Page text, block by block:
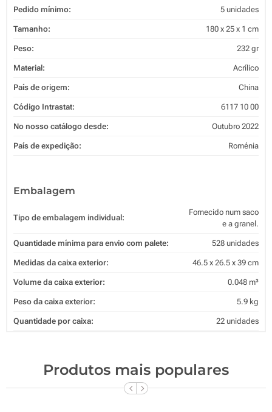
Pedido mínimo: 5 unidades
Tamanho: 180 x 25 x 1 cm
Peso: 232 gr
Material: Acrílico
País de origem: China
Código Intrastat: 6117 10 00
No nosso catálogo desde: Outubro 2022
País de expedição: Roménia
Embalagem
Tipo de embalagem individual:
Fornecido num saco
e a granel.
Quantidade mínima para envio com palete: 528 unidades
Medidas da caixa exterior: 46.5 x 26.5 x 39 cm
Volume da caixa exterior: 0.048 m³
Peso da caixa exterior: 5.9 kg
Quantidade por caixa: 22 unidades
Produtos mais populares